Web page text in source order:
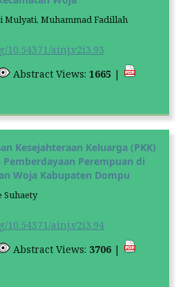
Mulyati, Muhammad Fadillah
10.54371/ainj.v2i3.93
Abstract Views:1665 |
Kesejahteraan Keluarga (PKK)
Perempuan di
Woja Kabupaten Dompu
Suhaety
10.54371/ainj.v2i3.94
Abstract Views: 3706 |